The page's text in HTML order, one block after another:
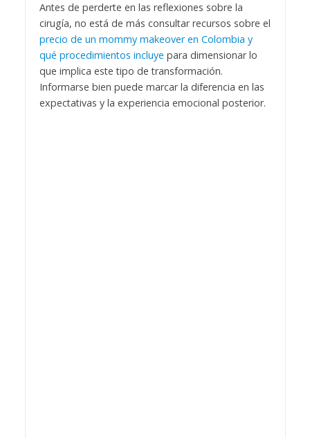
Antes de perderte en las reflexiones sobre la
cirugía, no está de más consultar recursos sobre el
precio de un mommy makeover en Colombia y
qué procedimientos incluye para dimensionar lo
que implica este tipo de transformación.
Informarse bien puede marcar la diferencia en las
expectativas y la experiencia emocional posterior.